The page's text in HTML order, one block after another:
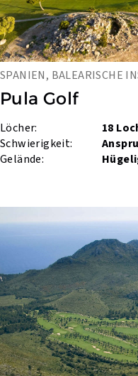
SPANIEN, BALEARISCHE
Pula Golf
Löcher:
18
Schwierigkeit:
Gelände: